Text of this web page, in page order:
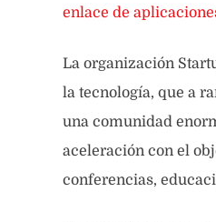
enlace de
La organización
la tecnología, que a
una comunidad
aceleración con el
conferencias,